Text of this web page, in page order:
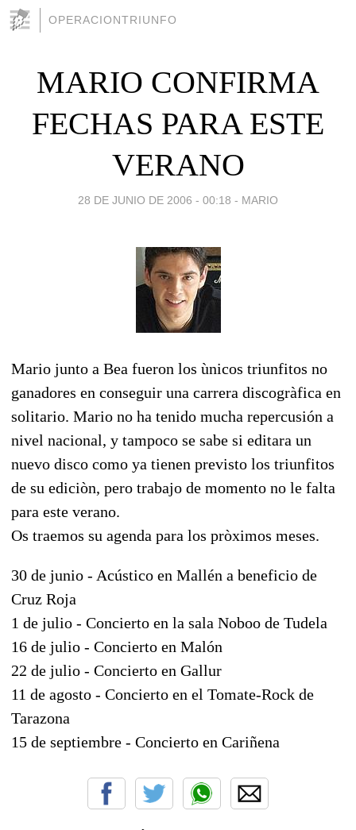
OPERACIONTRIUNFO
MARIO CONFIRMA
FECHAS PARA ESTE
VERANO
28 DE JUNIO DE 2006 - 00:18 - MARIO
Mario junto a Bea fueron los ùnicos triunfitos no
ganadores en conseguir una carrera discogràfica en
solitario. Mario no ha tenido mucha repercusión a
nivel nacional, y tampoco se sabe si editara un
nuevo disco como ya tienen previsto los triunfitos
de su ediciòn, pero trabajo de momento no le falta
para este verano.
Os traemos su agenda para los pròximos meses.
30 de junio - Acústico en Mallén a beneficio de
Cruz Roja
1 de julio - Concierto en la sala Noboo de Tudela
16 de julio - Concierto en Malón
22 de julio - Concierto en Gallur
11 de agosto - Concierto en el Tomate-Rock de
Tarazona
15 de septiembre - Concierto en Cariñena